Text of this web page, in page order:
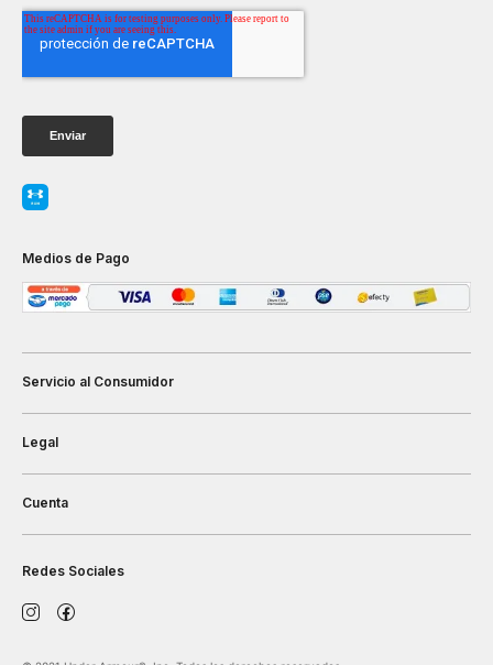
Medios de Pago
Servicio al Consumidor
Legal
Cuenta
Redes Sociales